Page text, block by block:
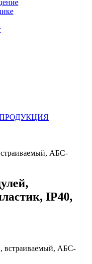
АБС-
IP40,